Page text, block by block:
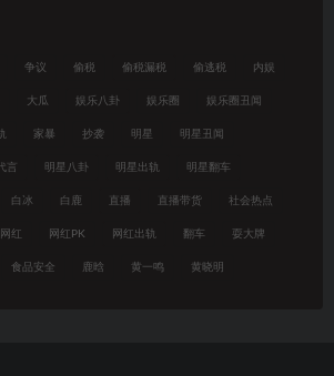
争议 偷税 偷税漏税 偷逃税 内娱
大瓜 娱乐八卦 娱乐圈 娱乐圈丑闻
家暴 抄袭 明星 明星丑闻
言 明星八卦 明星出轨 明星翻车
白冰 白鹿 直播 直播带货 社会热点
网红 网红PK 网红出轨 翻车 耍大牌
食品安全 鹿晗 黄一鸣 黄晓明